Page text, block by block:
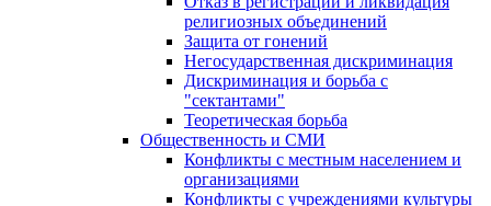
религиозных объединений
Защита от гонений
Негосударственная дискриминация
Дискриминация и борьба с
"сектантами"
Теоретическая борьба
Общественность и СМИ
Конфликты с местным населением и
организациями
Конфликты с учреждениями культуры